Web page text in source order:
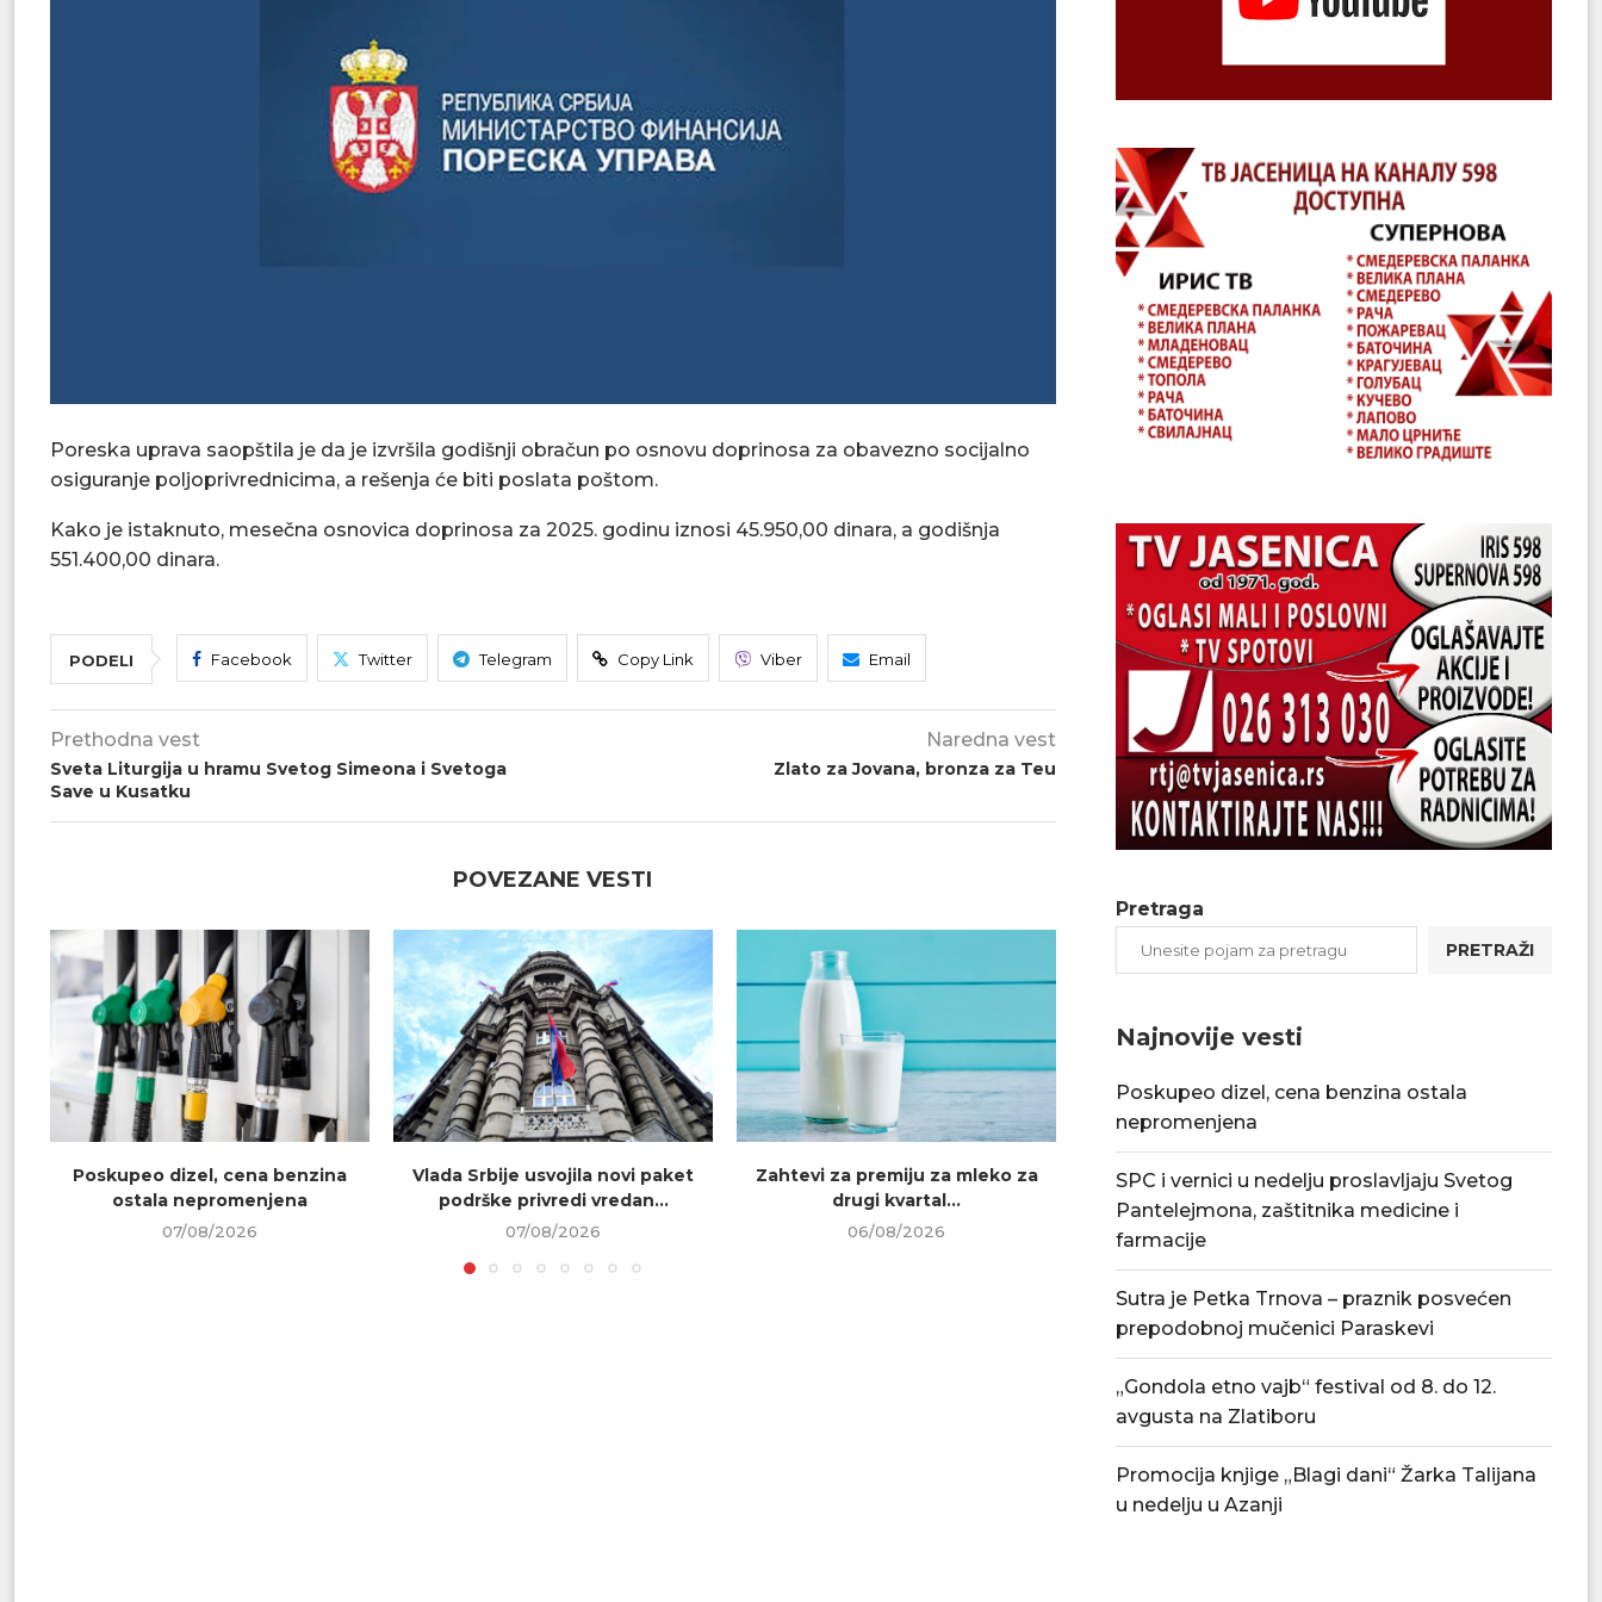
Poreska uprava saopštila je da je izvršila godišnji obračun po osnovu doprinosa za obavezno socijalno
osiguranje poljoprivrednicima, a rešenja će biti poslata poštom.
Kako je istaknuto, mesečna osnovica doprinosa za 2025. godinu iznosi 45.950,00 dinara, a godišnja
551.400,00 dinara.
PODELI Facebook Twitter Telegram Copy Link Viber Email
Prethodna vest
Sveta Liturgija u hramu Svetog Simeona i Svetoga
Save u Kusatku
Naredna vest
Zlato za Jovana, bronza za Teu
POVEZANE VESTI
Poskupeo dizel, cena benzina
ostala nepromenjena
07/08/2026
Vlada Srbije usvojila novi paket
podrške privredi vredan...
07/08/2026
Zahtevi za premiju za mleko za
drugi kvartal...
06/08/2026
Đedović Handanović: Snabdevanje
Srbije naftnim derivatima stabilno
06/08/2026
Odluka o
Pretraga
PRETRAŽI
Najnovije vesti
Poskupeo dizel, cena benzina ostala
nepromenjena
SPC i vernici u nedelju proslavljaju Svetog
Pantelejmona, zaštitnika medicine i
farmacije
Sutra je Petka Trnova – praznik posvećen
prepodobnoj mučenici Paraskevi
„Gondola etno vajb“ festival od 8. do 12.
avgusta na Zlatiboru
Promocija knjige „Blagi dani“ Žarka Talijana
u nedelju u Azanji